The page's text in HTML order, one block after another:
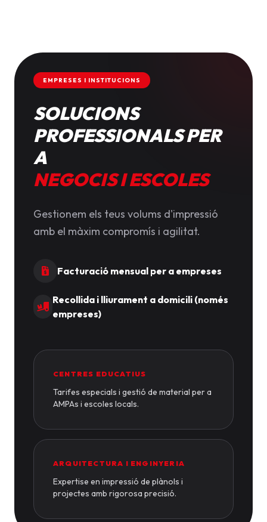
EMPRESES I INSTITUCIONS
SOLUCIONS
PROFESSIONALS PER
A
NEGOCIS I ESCOLES
Gestionem els teus volums d'impressió
amb el màxim compromís i agilitat.
Facturació mensual per a empreses
Recollida i lliurament a domicili (només
empreses)
CENTRES EDUCATIUS
Tarifes especials i gestió de material per a
AMPAs i escoles locals.
ARQUITECTURA I ENGINYERIA
Expertise en impressió de plànols i
projectes amb rigorosa precisió.